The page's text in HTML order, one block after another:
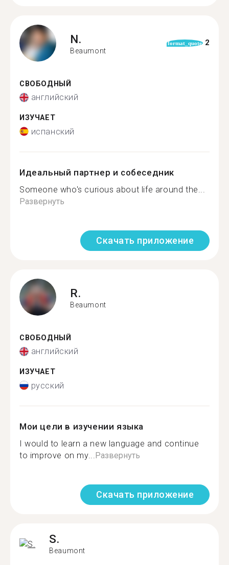
N.
Beaumont
format_quote 2
СВОБОДНЫЙ
английский
ИЗУЧАЕТ
испанский
Идеальный партнер и собеседник
Someone who's curious about life around the...
Развернуть
Скачать приложение
R.
Beaumont
СВОБОДНЫЙ
английский
ИЗУЧАЕТ
русский
Мои цели в изучении языка
I would to learn a new language and continue
to improve on my... Развернуть
Скачать приложение
S.
Beaumont